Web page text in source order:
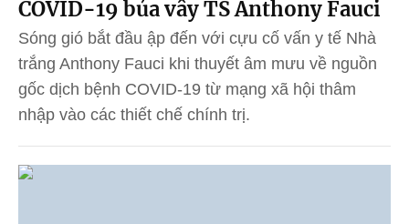
COVID-19 bủa vây TS Anthony Fauci
Sóng gió bắt đầu ập đến với cựu cố vấn y tế Nhà
trắng Anthony Fauci khi thuyết âm mưu về nguồn
gốc dịch bệnh COVID-19 từ mạng xã hội thâm
nhập vào các thiết chế chính trị.